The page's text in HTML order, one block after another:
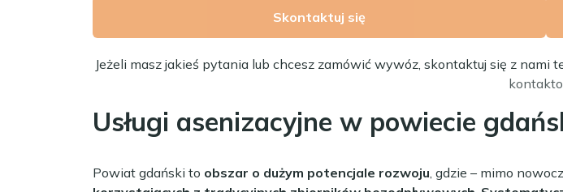
Skontaktuj się
Jeżeli masz jakieś pytania lub chcesz zamówić wywóz, skontaktuj się z nami
Usługi asenizacyjne w powiecie
Powiat gdański to obszar o dużym potencjale rozwoju , gdzie – mimo